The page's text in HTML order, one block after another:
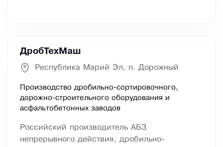
ДробТехМаш
Республика Марий Эл, п. Дорожный
Производство дробильно-сортировочного,
дорожно-строительного оборудования и
асфальтобетонных заводов
Российский производитель АБЗ
непрерывного действия, дробильно-